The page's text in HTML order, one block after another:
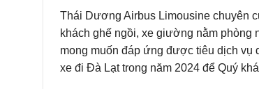
Thái Dương Airbus Limousine chuyên
khách ghế ngồi, xe giường nằm phòng
mong muốn đáp ứng được tiêu dịch vụ
xe đi Đà Lạt trong năm 2024 để Quý